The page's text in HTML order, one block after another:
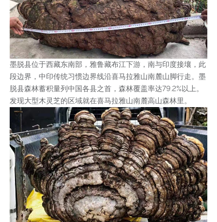
墨脱县位于西藏东南部，雅鲁藏布江下游，南与印度接壤，此
段边界，中印传统习惯边界线沿喜马拉雅山南麓山脚行走。墨
脱县森林蓄积量列中国各县之首，森林覆盖率达79.2%以上。
发现大型木灵芝的区域就在喜马拉雅山南麓高山森林里。